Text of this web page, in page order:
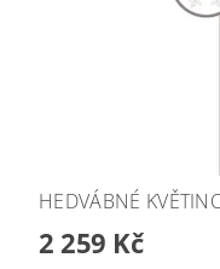
HEDVÁBNÉ
2 259 Kč